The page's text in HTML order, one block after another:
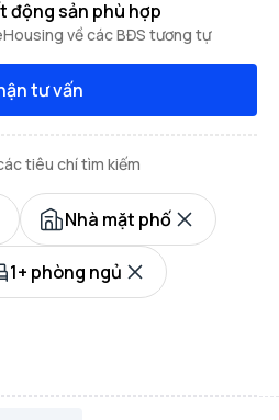
động sản phù hợp
về các BĐS tương tự
tư vấn
tiêu chí tìm kiếm
Nhà mặt phố
1+ phòng ngủ